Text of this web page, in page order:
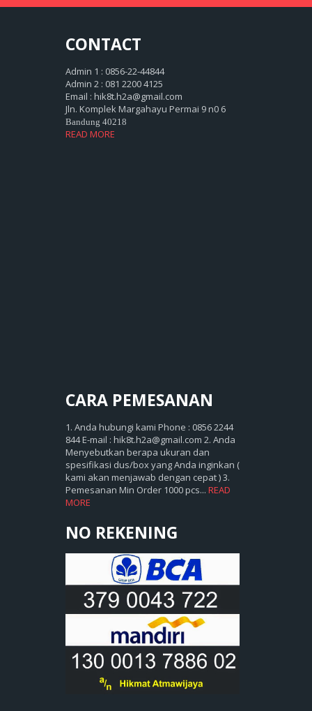
CONTACT
Admin 1 : 0856-22-44844
Admin 2 : 081 2200 4125
Email : hik8t.h2a@gmail.com
Jln. Komplek Margahayu Permai 9 n0 6
Bandung 40218
READ MORE
CARA PEMESANAN
1. Anda hubungi kami Phone : 0856 2244
844 E-mail : hik8t.h2a@gmail.com 2. Anda
Menyebutkan berapa ukuran dan
spesifikasi dus/box yang Anda inginkan (
kami akan menjawab dengan cepat ) 3.
Pemesanan Min Order 1000 pcs... READ
MORE
NO REKENING